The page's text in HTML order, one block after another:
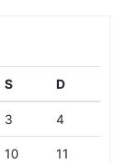
S D
3 4
10 11